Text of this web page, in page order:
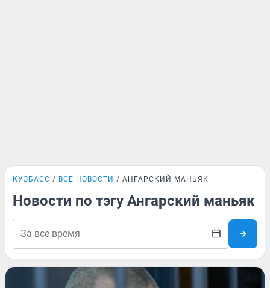
КУЗБАСС ВСЕ НОВОСТИ АНГАРСКИЙ МАНЬЯК
Новости по тэгу Ангарский маньяк